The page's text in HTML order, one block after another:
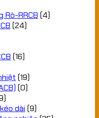
Rò-RRCB (4)
(24)
(16)
(19)
(0)
dài (9)